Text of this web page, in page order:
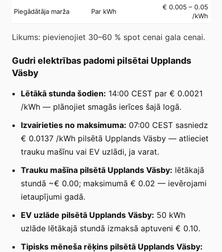
Piegādātāja marža Par kWh
€ 0.005 – 0.05
/kWh
Likums: pievienojiet 30–60 % spot cenai gala cenai.
Gudri elektrības padomi pilsētai Upplands
Väsby
Lētākā stunda šodien: 14:00 CEST par € 0.0021
/kWh — plānojiet smagās ierīces šajā logā.
Izvairieties no maksimuma: 07:00 CEST sasniedz
€ 0.0137 /kWh pilsētā Upplands Väsby — atlieciet
trauku mašīnu vai EV uzlādi, ja varat.
Trauku mašīna pilsētā Upplands Väsby: lētākajā
stundā ~€ 0.00; maksimumā € 0.02 — ievērojami
ietaupījumi gadā.
EV uzlāde pilsētā Upplands Väsby: 50 kWh
uzlāde lētākajā stundā izmaksā aptuveni € 0.10.
Tipisks mēneša rēķins pilsētā Upplands Väsby: